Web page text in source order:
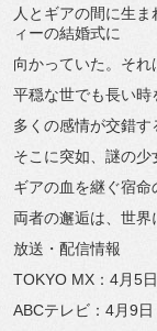
人とギアの間に生
ィーの結婚式に
向かっていた。それ
平穏な世でも長い時
多くの感情が交錯す
そこに突如、謎の
ギアの血を継ぐ宿命
両者の邂逅は、世界
放送・配信情報
TOKYO MX：4月5
ABCテレビ：4月9